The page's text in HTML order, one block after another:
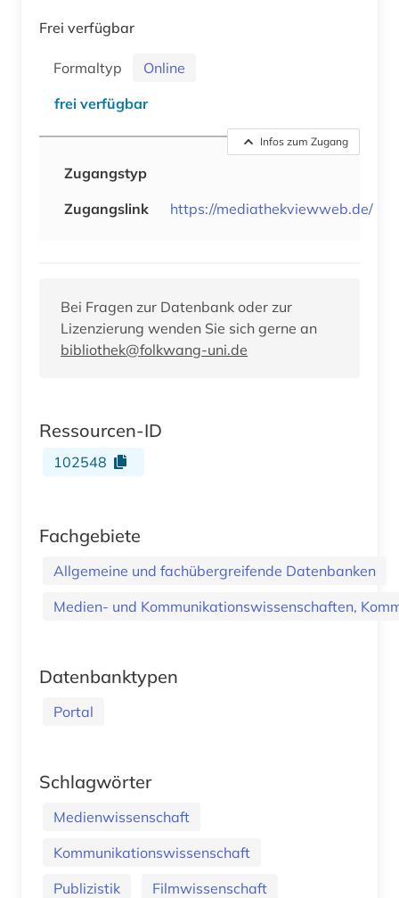
Frei verfügbar
Formaltyp
Online
frei verfügbar
Infos zum Zugang
Zugangstyp
Zugangslink
https://mediathekviewweb.de/
Bei Fragen zur Datenbank oder zur
Lizenzierung wenden Sie sich gerne an
bibliothek@folkwang-uni.de
Ressourcen-ID
102548
Fachgebiete
Allgemeine und fachübergreifende Datenbanken
Medien- und Kommunikationswissenschaften,
Datenbanktypen
Portal
Schlagwörter
Medienwissenschaft
Kommunikationswissenschaft
Publizistik
Filmwissenschaft